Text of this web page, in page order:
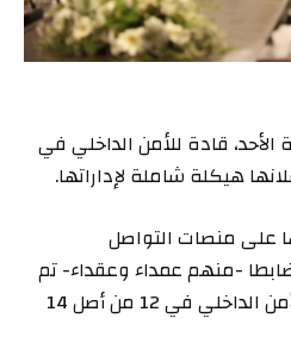
الأحد، قادة للأمن الداخلي في
هيكلة شاملة لإداراتها.
على منصات التواصل
أسماء وصور 12 ضابطا -منهم عمداء وعقداء- تم
تعيينهم على رأس قيادة الأمن الداخلي في 12 من أصل 14